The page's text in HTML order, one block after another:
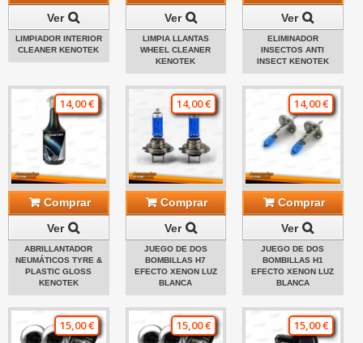
Ver
LIMPIADOR INTERIOR
CLEANER KENOTEK
Ver
LIMPIA LLANTAS
WHEEL CLEANER
KENOTEK
Ver
ELIMINADOR
INSECTOS ANTI
INSECT KENOTEK
14,00 €
Comprar
Ver
ABRILLANTADOR
NEUMÁTICOS TYRE &
PLASTIC GLOSS
KENOTEK
14,00 €
Comprar
Ver
JUEGO DE DOS
BOMBILLAS H7
EFECTO XENON LUZ
BLANCA
14,00 €
Comprar
Ver
JUEGO DE DOS
BOMBILLAS H1
EFECTO XENON LUZ
BLANCA
15,00 € 15,00 € 15,00 €